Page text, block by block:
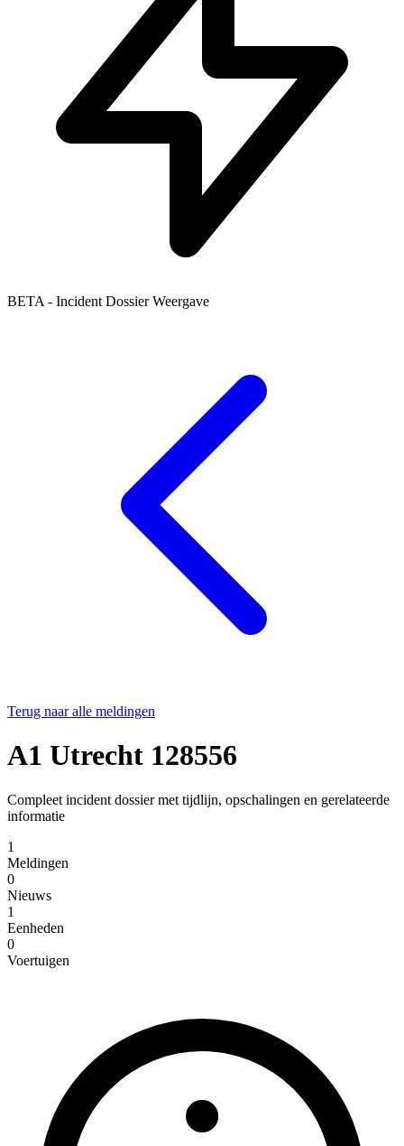
BETA - Incident Dossier Weergave
Terug naar alle meldingen
A1 Utrecht 128556
Compleet incident dossier met tijdlijn, opschalingen en gerelateerde
informatie
1
Meldingen
0
Nieuws
1
Eenheden
0
Voertuigen